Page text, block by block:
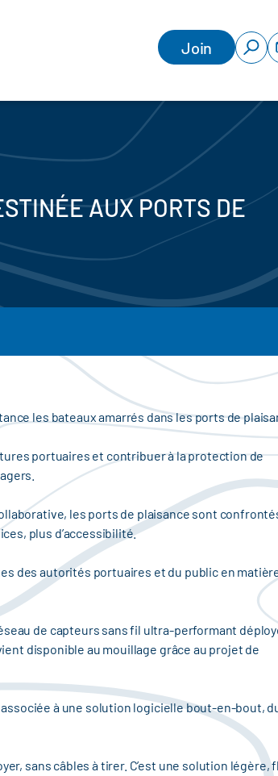
Join
AUX PORTS DE
les bateaux amarrés dans les ports de
portuaires et contribuer à la protection de
les ports de plaisance sont
plus d’accessibilité.
des autorités portuaires et du public en
de capteurs sans fil ultra-performant
disponible au mouillage grâce au projet de
à une solution logicielle bout-en-bout,
sans câbles à tirer. C’est une solution légère,